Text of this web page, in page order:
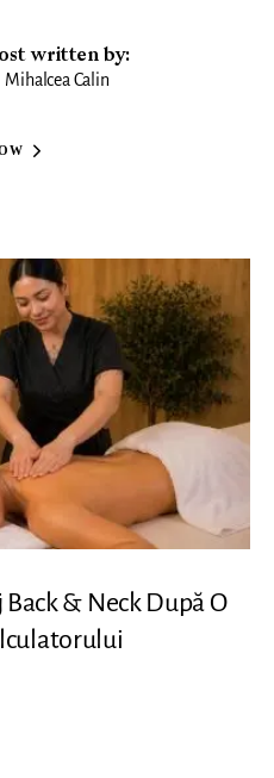
written by:
Mihalcea Calin
Back & Neck După O